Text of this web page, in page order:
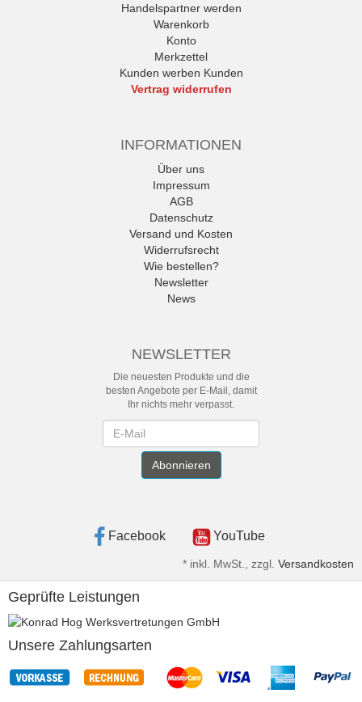
Handelspartner werden
Warenkorb
Konto
Merkzettel
Kunden werben Kunden
Vertrag widerrufen
INFORMATIONEN
Über uns
Impressum
AGB
Datenschutz
Versand und Kosten
Widerrufsrecht
Wie bestellen?
Newsletter
News
NEWSLETTER
Die neuesten Produkte und die
besten Angebote per E-Mail, damit
Ihr nichts mehr verpasst.
Abonnieren
Facebook YouTube
* inkl. MwSt., zzgl. Versandkosten
Geprüfte Leistungen
Unsere Zahlungsarten